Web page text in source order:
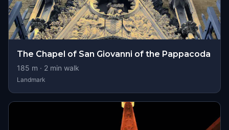
The Chapel of San Giovanni of the Pappacoda
185 m · 2 min walk
Landmark